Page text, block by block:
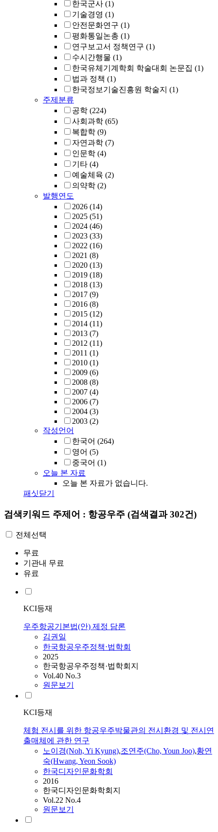
한국군사 (1)
기술경영 (1)
안전문화연구 (1)
평화통일논총 (1)
연구보고서 정책연구 (1)
수시간행물 (1)
한국유체기계학회 학술대회 논문집 (1)
법과 정책 (1)
한국정보기술진흥원 학술지 (1)
주제분류
공학 (224)
사회과학 (65)
복합학 (9)
자연과학 (7)
인문학 (4)
기타 (4)
예술체육 (2)
의약학 (2)
발행연도
2026 (14)
2025 (51)
2024 (46)
2023 (33)
2022 (16)
2021 (8)
2020 (13)
2019 (18)
2018 (13)
2017 (9)
2016 (8)
2015 (12)
2014 (11)
2013 (7)
2012 (11)
2011 (1)
2010 (1)
2009 (6)
2008 (8)
2007 (4)
2006 (7)
2004 (3)
2003 (2)
작성언어
한국어 (264)
영어 (5)
중국어 (1)
오늘 본 자료
오늘 본 자료가 없습니다.
패싯닫기
검색키워드 주제어 : 항공우주 (검색결과 302건)
전체선택
무료
기관내 무료
유료
KCI등재
우주항공기본법(안) 제정 담론
김권일
한국항공우주정책⋅법학회
2025
한국항공우주정책·법학회지
Vol.40 No.3
원문보기
KCI등재
체험 전시를 위한 항공우주박물관의 전시환경 및 전시연
출매체에 관한 연구
노이경(Noh, Yi Kyung),조연주(Cho, Youn Joo),황연
숙(Hwang, Yeon Sook)
한국디자인문화학회
2016
한국디자인문화학회지
Vol.22 No.4
원문보기